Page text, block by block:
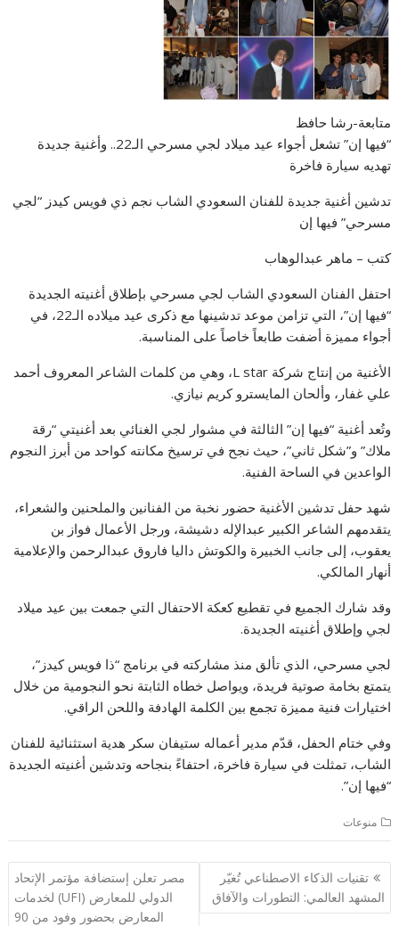
متابعة-رشا حافظ
“فيها إن” تشعل أجواء عيد ميلاد لجي مسرحي الـ22.. وأغنية جديدة
تهديه سيارة فاخرة
تدشين أغنية جديدة للفنان السعودي الشاب نجم ذي فويس كيدز “لجي
مسرحي” فيها إن
كتب – ماهر عبدالوهاب
احتفل الفنان السعودي الشاب لجي مسرحي بإطلاق أغنيته الجديدة
“فيها إن”، التي تزامن موعد تدشينها مع ذكرى عيد ميلاده الـ22، في
أجواء مميزة أضفت طابعاً خاصاً على المناسبة.
الأغنية من إنتاج شركة L star، وهي من كلمات الشاعر المعروف أحمد
علي غفار، وألحان المايسترو كريم نيازي.
وتُعد أغنية “فيها إن” الثالثة في مشوار لجي الغنائي بعد أغنيتي “رقة
ملاك” و”شكل ثاني”، حيث نجح في ترسيخ مكانته كواحد من أبرز النجوم
الواعدين في الساحة الفنية.
شهد حفل تدشين الأغنية حضور نخبة من الفنانين والملحنين والشعراء،
يتقدمهم الشاعر الكبير عبدالإله دشيشة، ورجل الأعمال فواز بن
يعقوب، إلى جانب الخبيرة والكوتش داليا فاروق عبدالرحمن والإعلامية
أنهار المالكي.
وقد شارك الجميع في تقطيع كعكة الاحتفال التي جمعت بين عيد ميلاد
لجي وإطلاق أغنيته الجديدة.
لجي مسرحي، الذي تألق منذ مشاركته في برنامج “ذا فويس كيدز”،
يتمتع بخامة صوتية فريدة، ويواصل خطاه الثابتة نحو النجومية من خلال
اختيارات فنية مميزة تجمع بين الكلمة الهادفة واللحن الراقي.
وفي ختام الحفل، قدّم مدير أعماله ستيفان سكر هدية استثنائية للفنان
الشاب، تمثلت في سيارة فاخرة، احتفاءً بنجاحه وتدشين أغنيته الجديدة
“فيها إن”.
منوعات
تصفّح
المقالات
تقنيات الذكاء الاصطناعي تُغيّر
المشهد العالمي: التطورات والآفاق
مصر تعلن إستضافة مؤتمر الإتحاد
الدولي للمعارض (UFI) لخدمات
المعارض بحضور وفود من 90